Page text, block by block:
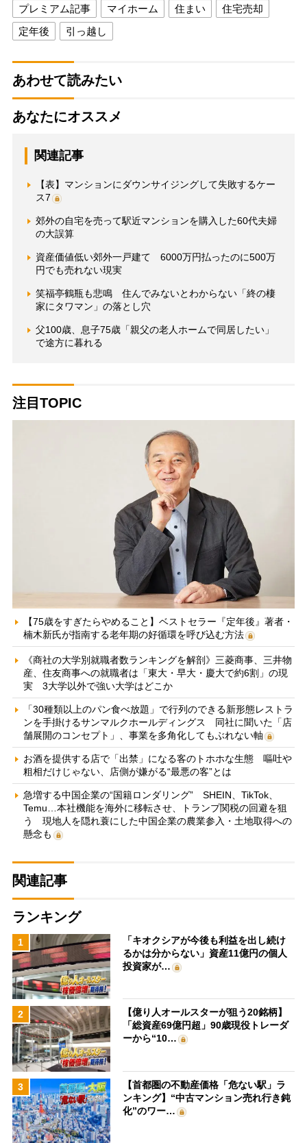
プレミアム記事 マイホーム 住まい
住宅売却
定年後
引っ越し
あわせて読みたい
あなたにオススメ
関連記事
【表】マンションにダウンサイジングして失敗するケー
ス7
郊外の自宅を売って駅近マンションを購入した60代夫婦
の大誤算
資産価値低い郊外一戸建て 6000万円払ったのに500万
円でも売れない現実
笑福亭鶴瓶も悲鳴 住んでみないとわからない「終の棲
家にタワマン」の落とし穴
父100歳、息子75歳「親父の老人ホームで同居したい」
で途方に暮れる
注目TOPIC
【75歳をすぎたらやめること】ベストセラー『定年後』著者・
楠木新氏が指南する老年期の好循環を呼び込む方法
《商社の大学別就職者数ランキングを解剖》三菱商事、三井物
産、住友商事への就職者は「東大・早大・慶大で約6割」の現
実 3大学以外で強い大学はどこか
「30種類以上のパン食べ放題」で行列のできる新形態レストラ
ンを手掛けるサンマルクホールディングス 同社に聞いた「店
舗展開のコンセプト」、事業を多角化してもぶれない軸
お酒を提供する店で「出禁」になる客のトホホな生態 嘔吐や
粗相だけじゃない、店側が嫌がる“最悪の客”とは
急増する中国企業の“国籍ロンダリング” SHEIN、TikTok、
Temu…本社機能を海外に移転させ、トランプ関税の回避を狙
う 現地人を隠れ蓑にした中国企業の農業参入・土地取得への
懸念も
関連記事
ランキング
1
「キオクシアが今後も利益を出し続け
るかは分からない」資産11億円の個人
投資家が…
2
【億り人オールスターが狙う20銘柄】
「総資産69億円超」90歳現役トレーダ
ーから“10…
3
【首都圏の不動産価格「危ない駅」ラ
ンキング】“中古マンション売れ行き鈍
化”のワー…